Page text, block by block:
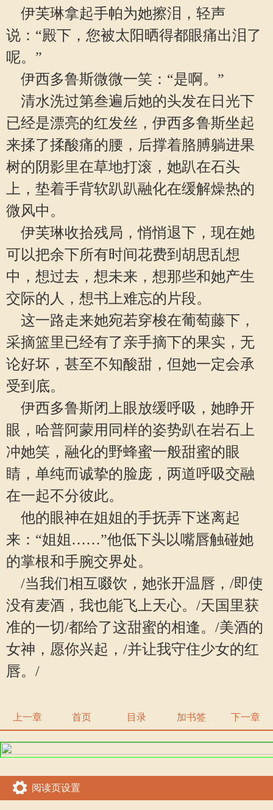
伊芙琳拿起手帕为她擦泪，轻声
说：“殿下，您被太阳晒得都眼痛出泪了
呢。”
伊西多鲁斯微微一笑：“是啊。”
清水洗过第叁遍后她的头发在日光下
已经是漂亮的红发丝，伊西多鲁斯坐起
来揉了揉酸痛的腰，后撑着胳膊躺进果
树的阴影里在草地打滚，她趴在石头
上，垫着手背软趴趴融化在缓解燥热的
微风中。
伊芙琳收拾残局，悄悄退下，现在她
可以把余下所有时间花费到胡思乱想
中，想过去，想未来，想那些和她产生
交际的人，想书上难忘的片段。
这一路走来她宛若穿梭在葡萄藤下，
采摘篮里已经有了亲手摘下的果实，无
论好坏，甚至不知酸甜，但她一定会承
受到底。
伊西多鲁斯闭上眼放缓呼吸，她睁开
眼，哈普阿蒙用同样的姿势趴在岩石上
冲她笑，融化的野蜂蜜一般甜蜜的眼
睛，单纯而诚挚的脸庞，两道呼吸交融
在一起不分彼此。
他的眼神在姐姐的手抚弄下迷离起
来：“姐姐……”他低下头以嘴唇触碰她
的掌根和手腕交界处。
/当我们相互啜饮，她张开温唇，/即使
没有麦酒，我也能飞上天心。/天国里获
准的一切/都给了这甜蜜的相逢。/美酒的
女神，愿你兴起，/并让我守住少女的红
唇。/
上一章 首页 目录 加书签 下一章
阅读页设置